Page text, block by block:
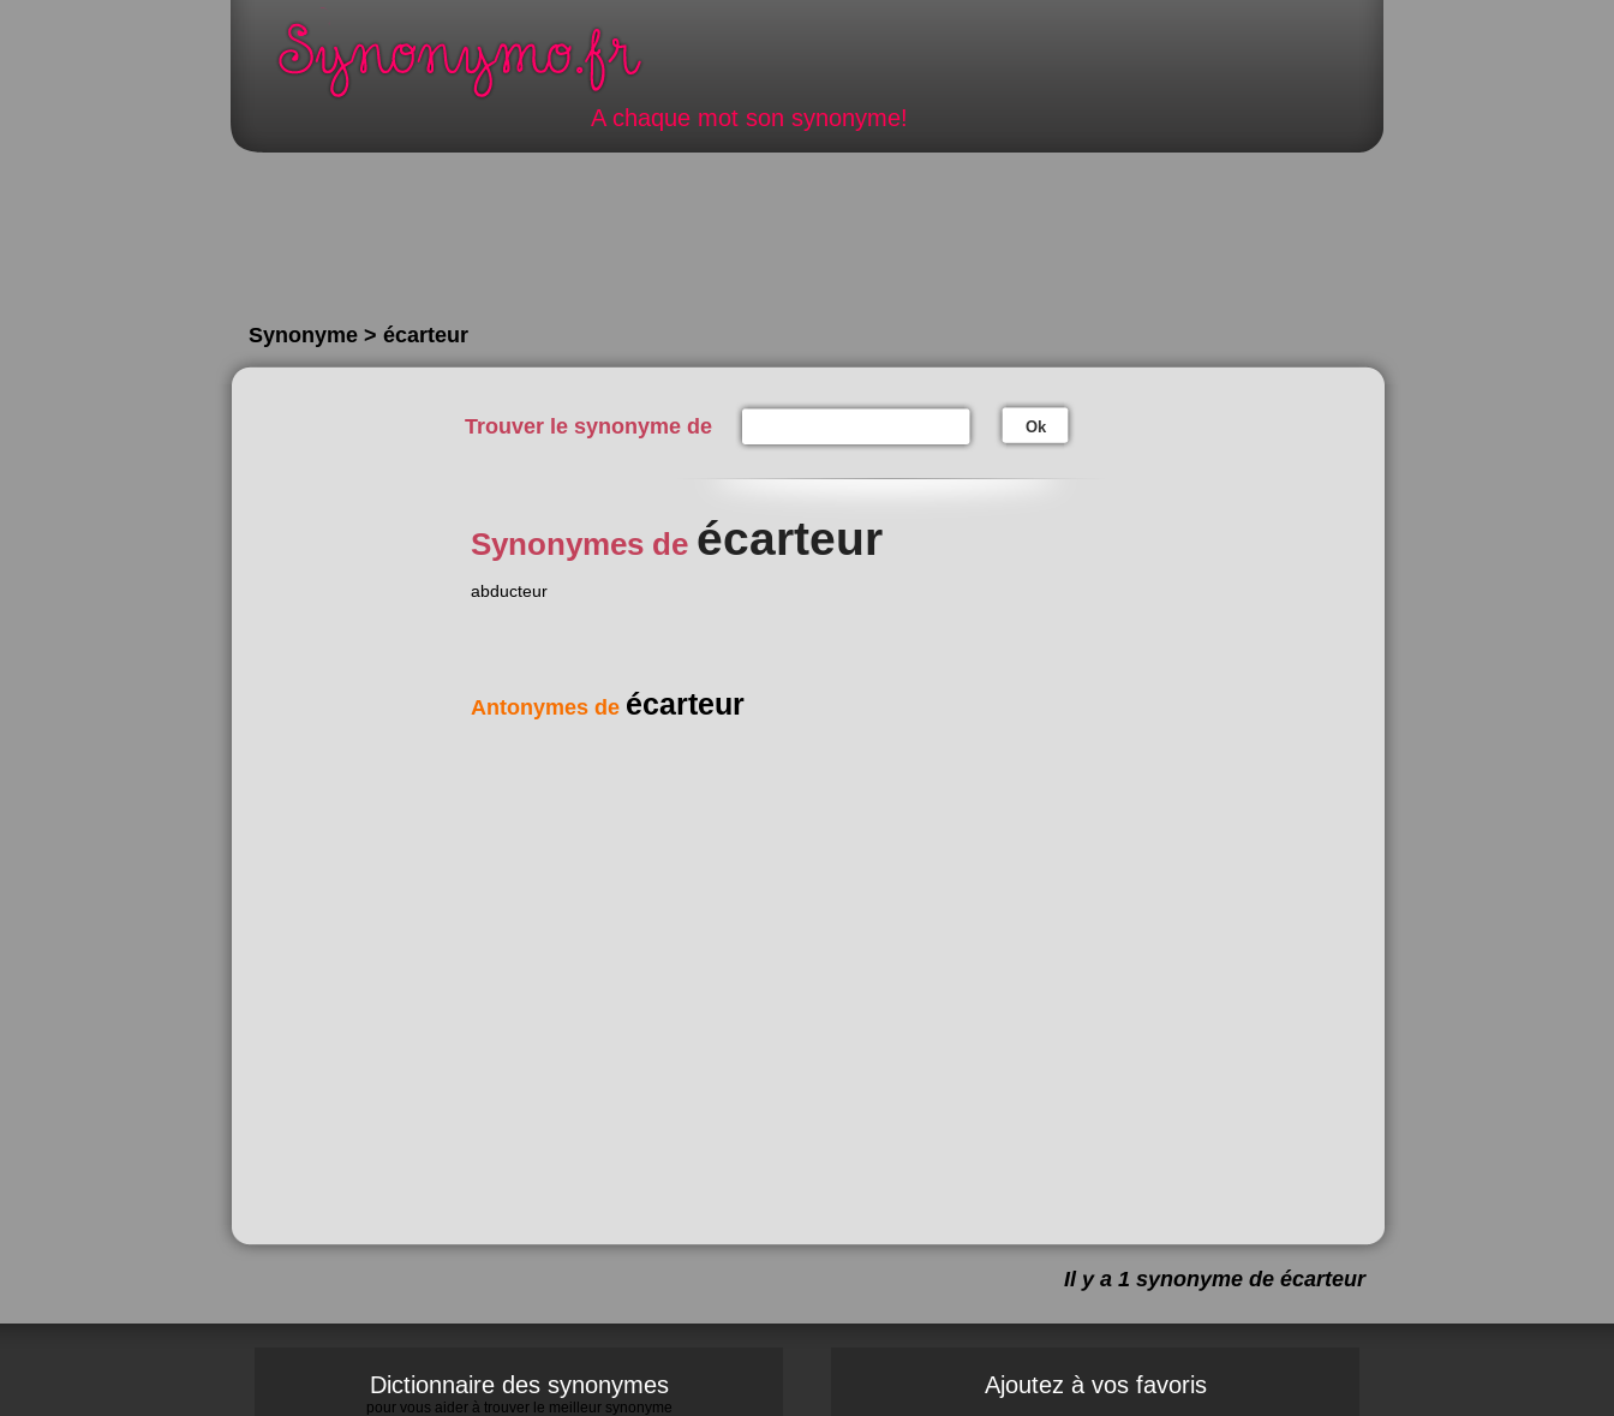
A chaque mot son synonyme!
Synonyme > écarteur
Trouver le synonyme de Ok
Synonymes de écarteur
abducteur
Antonymes de écarteur
Il y a 1 synonyme de écarteur
Dictionnaire des synonymes
pour vous aider à trouver le meilleur synonyme
Ajoutez à vos favoris